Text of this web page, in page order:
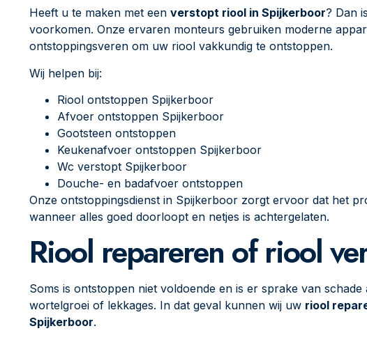
Heeft u te maken met een verstopt riool in Spijkerboor? Dan
voorkomen. Onze ervaren monteurs gebruiken moderne
ontstoppingsveren om uw riool vakkundig te ontstoppen.
Wij helpen bij:
Riool ontstoppen Spijkerboor
Afvoer ontstoppen Spijkerboor
Gootsteen ontstoppen
Keukenafvoer ontstoppen Spijkerboor
Wc verstopt Spijkerboor
Douche- en badafvoer ontstoppen
Onze ontstoppingsdienst in Spijkerboor zorgt ervoor dat het
wanneer alles goed doorloopt en netjes is achtergelaten.
Riool repareren of riool
Soms is ontstoppen niet voldoende en is er sprake van
wortelgroei of lekkages. In dat geval kunnen wij uw riool
Spijkerboor.